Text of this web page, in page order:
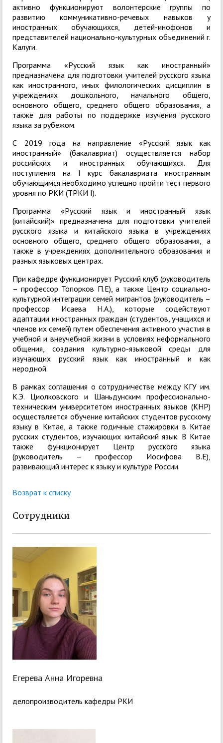
активно функционируют волонтерские группы по
развитию коммуникативно-речевых навыков у
иностранных обучающихся, детей-инофонов и
представителей национально-культурных объединений г.
Калуги.
Программа «Русский язык как иностранный»
предназначена для подготовки учителей русского языка
как иностранного, иных филологических дисциплин в
учреждениях дошкольного, начального общего,
основного общего, среднего общего образования, а
также для работы по поддержке изучения русского
языка за рубежом.
С 2019 года на направление «Русский язык как
иностранный» (бакалавриат) осуществляется набор
российских и иностранных обучающихся. Для
поступления на I курс бакалавриата иностранным
обучающимся необходимо успешно пройти тест первого
уровня по РКИ (ТРКИ I).
Программа «Русский язык и иностранный язык
(китайский)» предназначена для подготовки учителей
русского языка и китайского языка в учреждениях
основного общего, среднего общего образования, а
также в учреждениях дополнительного образования и
разных языковых центрах.
При кафедре функционирует Русский клуб (руководитель
– профессор Топорков П.Е), а также Центр социально-
культурной интеграции семей мигрантов (руководитель –
профессор Исаева Н.А.), которые содействуют
адаптации иностранных граждан (студентов, учащихся и
членов их семей) путем обеспечения активного участия в
учебной и внеучебной жизни в условиях неформального
общения, создания культурно-языковой среды для
изучающих русский язык как иностранный и как
неродной.
В рамках соглашения о сотрудничестве между КГУ им.
К.Э. Циолковского и Шаньдунским профессионально-
техническим университетом иностранных языков (КНР)
осуществляется обучение китайских студентов русскому
языку в Китае, а также годичные стажировки в Китае
русских студентов, изучающих китайский язык. В Китае
также функционирует Центр русского языка
(руководитель – профессор Иосифова В.Е),
развивающий интерес к языку и культуре России.
Возврат к списку
Сотрудники
Егерева Анна Игоревна
делопроизводитель кафедры РКИ